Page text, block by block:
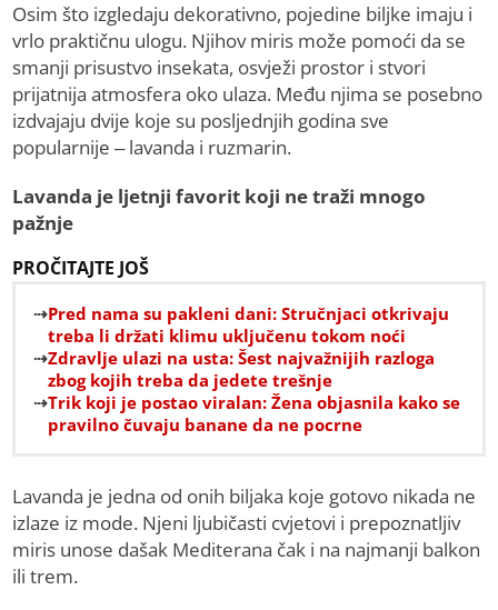
Osim što izgledaju dekorativno, pojedine biljke imaju i
vrlo praktičnu ulogu. Njihov miris može pomoći da se
smanji prisustvo insekata, osvježi prostor i stvori
prijatnija atmosfera oko ulaza. Među njima se posebno
izdvajaju dvije koje su posljednjih godina sve
popularnije – lavanda i ruzmarin.
Lavanda je ljetnji favorit koji ne traži mnogo
pažnje
PROČITAJTE JOŠ
Pred nama su pakleni dani: Stručnjaci otkrivaju
treba li držati klimu uključenu tokom noći
Zdravlje ulazi na usta: Šest najvažnijih razloga
zbog kojih treba da jedete trešnje
Trik koji je postao viralan: Žena objasnila kako se
pravilno čuvaju banane da ne pocrne
Lavanda je jedna od onih biljaka koje gotovo nikada ne
izlaze iz mode. Njeni ljubičasti cvjetovi i prepoznatljiv
miris unose dašak Mediterana čak i na najmanji balkon
ili trem.